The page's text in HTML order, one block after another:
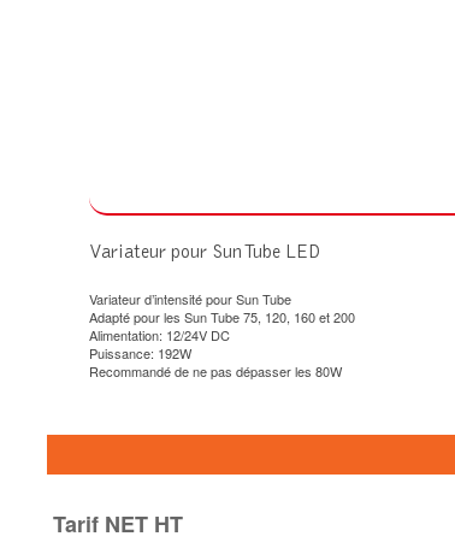
Variateur pour Sun Tube LED
Variateur d’intensité pour Sun Tube
Adapté pour les Sun Tube 75, 120, 160 et 200
Alimentation: 12/24V DC
Puissance: 192W
Recommandé de ne pas dépasser les 80W
Tarif NET HT